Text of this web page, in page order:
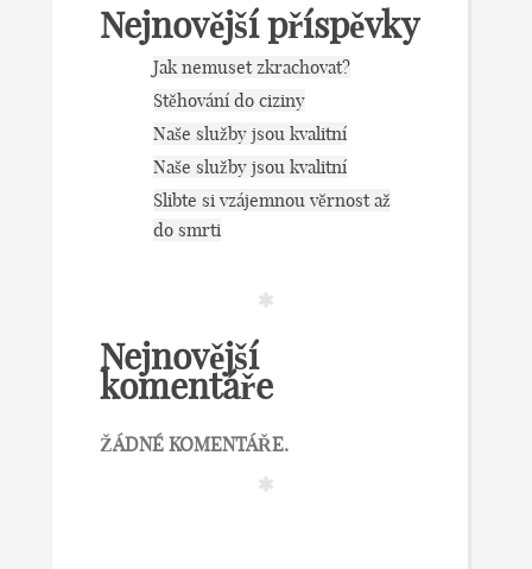
Nejnovější příspěvky
Jak nemuset zkrachovat?
Stěhování do ciziny
Naše služby jsou kvalitní
Naše služby jsou kvalitní
Slibte si vzájemnou věrnost až
do smrti
Nejnovější
komentáře
ŽÁDNÉ KOMENTÁŘE.